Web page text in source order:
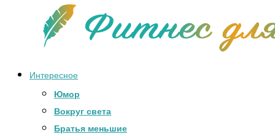
Интересное
Юмор
Вокруг света
Братья меньшие